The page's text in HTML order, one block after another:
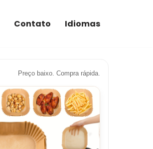
Contato Idiomas
Preço baixo. Compra rápida.